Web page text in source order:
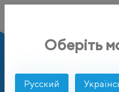
Оберіть
Русский